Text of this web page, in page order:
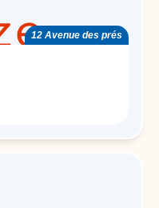
12 Avenue des prés